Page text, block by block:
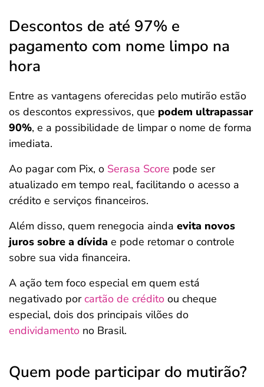
Descontos de até 97% e
pagamento com nome limpo na
hora
Entre as vantagens oferecidas pelo mutirão estão
os descontos expressivos, que podem ultrapassar
90%, e a possibilidade de limpar o nome de forma
imediata.
Ao pagar com Pix, o Serasa Score pode ser
atualizado em tempo real, facilitando o acesso a
crédito e serviços financeiros.
Além disso, quem renegocia ainda evita novos
juros sobre a dívida e pode retomar o controle
sobre sua vida financeira.
A ação tem foco especial em quem está
negativado porcartão de crédito ou cheque
especial, dois dos principais vilões do
endividamento no Brasil.
Quem pode participar do mutirão?